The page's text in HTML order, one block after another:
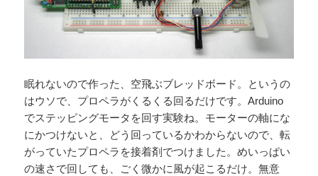
眠れないので作った、空飛ぶブレッドボード。というの
はウソで、プロペラがくるくる回るだけです。Arduino
でステッピングモータを回す実験ね。モーターの軸にな
にかつけないと、どう回っているかわからないので、転
がっていたプロペラを接着剤でつけました。めいっぱい
の速さで回しても、ごく微かに風が起こるだけ。無意